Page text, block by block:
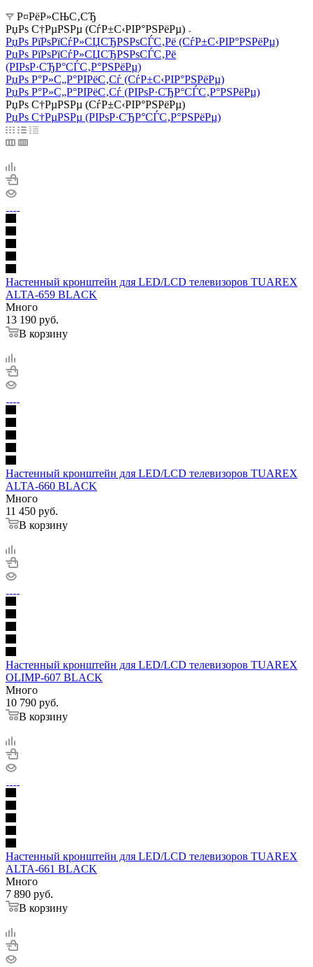
Р¤РёР»СЊС‚СЂ
РџРѕ С†РµРЅРµ (СѓР±С‹РІР°РЅРёРµ)
РџРѕ РїРѕРїСѓР»СЏСЂРЅРѕСЃС‚Рё (СѓР±С‹РІР°РЅРёРµ)
РџРѕ РїРѕРїСѓР»СЏСЂРЅРѕСЃС‚Рё
(РІРѕР·СЂР°СЃС‚Р°РЅРёРµ)
РџРѕ Р°Р»С„Р°РІРёС‚Сѓ (СѓР±С‹РІР°РЅРёРµ)
РџРѕ Р°Р»С„Р°РІРёС‚Сѓ (РІРѕР·СЂР°СЃС‚Р°РЅРёРµ)
РџРѕ С†РµРЅРµ (СѓР±С‹РІР°РЅРёРµ)
РџРѕ С†РµРЅРµ (РІРѕР·СЂР°СЃС‚Р°РЅРёРµ)
Настенный кронштейн для LED/LCD телевизоров TUAREX
ALTA-659 BLACK
Много
13 190 руб.
В корзину
Настенный кронштейн для LED/LCD телевизоров TUAREX
ALTA-660 BLACK
Много
11 450 руб.
В корзину
Настенный кронштейн для LED/LCD телевизоров TUAREX
OLIMP-607 BLACK
Много
10 790 руб.
В корзину
Настенный кронштейн для LED/LCD телевизоров TUAREX
ALTA-661 BLACK
Много
7 890 руб.
В корзину